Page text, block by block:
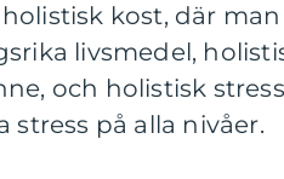
kost, där
livsmedel,
och holistisk
på alla nivåer.